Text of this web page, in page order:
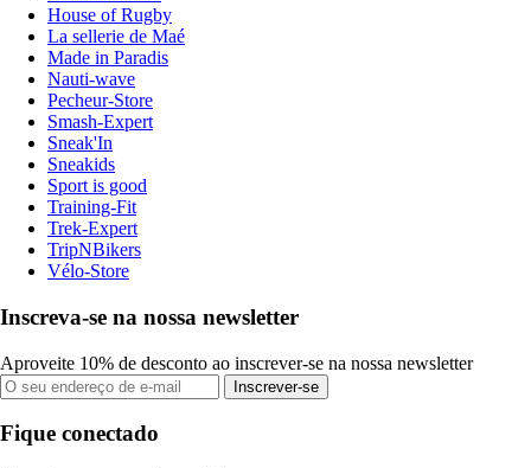
House of Rugby
La sellerie de Maé
Made in Paradis
Nauti-wave
Pecheur-Store
Smash-Expert
Sneak'In
Sneakids
Sport is good
Training-Fit
Trek-Expert
TripNBikers
Vélo-Store
Inscreva-se na nossa newsletter
Aproveite 10% de desconto ao inscrever-se na nossa newsletter
Inscrever-se
Fique conectado